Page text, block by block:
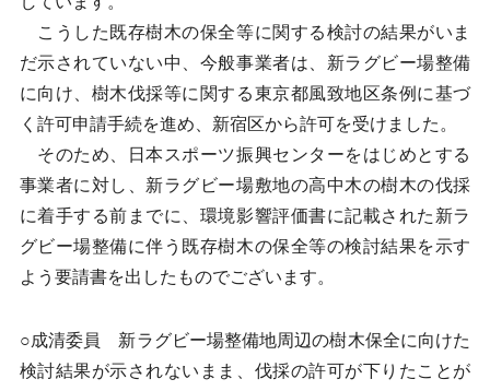
こうした既存樹木の保全等に関する検討の結果がいま
だ示されていない中、今般事業者は、新ラグビー場整備
に向け、樹木伐採等に関する東京都風致地区条例に基づ
く許可申請手続を進め、新宿区から許可を受けました。
そのため、日本スポーツ振興センターをはじめとする
事業者に対し、新ラグビー場敷地の高中木の樹木の伐採
に着手する前までに、環境影響評価書に記載された新ラ
グビー場整備に伴う既存樹木の保全等の検討結果を示す
よう要請書を出したものでございます。
○成清委員 新ラグビー場整備地周辺の樹木保全に向けた
検討結果が示されないまま、伐採の許可が下りたことが